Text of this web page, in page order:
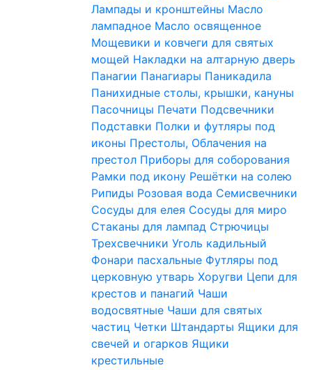
Лампады и кронштейны Масло
лампадное Масло освященное
Мощевики и ковчеги для святых
мощей Накладки на алтарную дверь
Панагии Панагиары Паникадила
Панихидные столы, крышки, кануны
Пасочницы Печати Подсвечники
Подставки Полки и футляры под
иконы Престолы, Облачения на
престол Приборы для соборования
Рамки под икону Решётки на солею
Рипиды Розовая вода Семисвечники
Сосуды для елея Сосуды для миро
Стаканы для лампад Стрючицы
Трехсвечники Уголь кадильный
Фонари пасхальные Футляры под
церковную утварь Хоругви Цепи для
крестов и панагий Чаши
водосвятные Чаши для святых
частиц Четки Штандарты Ящики для
свечей и огарков Ящики
крестильные